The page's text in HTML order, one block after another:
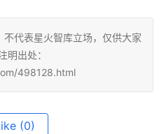
代表星火智库立场，仅供大家
明出处：
498128.html
(0)